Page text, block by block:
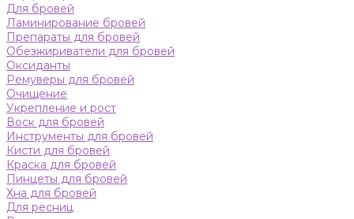
Для бровей
Ламинирование бровей
Препараты для бровей
Обезжириватели для бровей
Оксиданты
Ремуверы для бровей
Очищение
Укрепление и рост
Воск для бровей
Инструменты для бровей
Кисти для бровей
Краска для бровей
Пинцеты для бровей
Хна для бровей
Для ресниц